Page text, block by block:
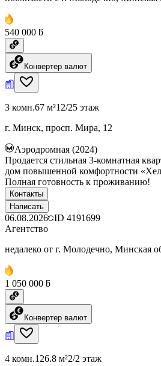
540 000 ƃ
Конвертер валют
3 комн.67 м²12/25 этаж
г. Минск, просп. Мира, 12
Аэродромная (2024)
Продается стильная 3-комнатная
дом повышенной комфортности
Полная готовность к проживанию!
Контакты
Написать
06.08.2026 ID 4191699
Агентство
недалеко от г. Молодечно, Минская
1 050 000 ƃ
Конвертер валют
4 комн.126.8 м²2/2 этаж